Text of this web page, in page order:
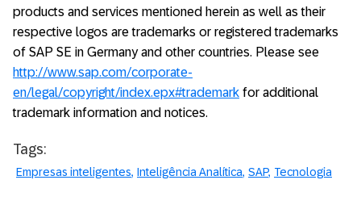
products and services mentioned herein as well as their
respective logos are trademarks or registered trademarks
of SAP SE in Germany and other countries. Please see
http://www.sap.com/corporate-
en/legal/copyright/index.epx#trademark for additional
trademark information and notices.
Tags:
Empresas inteligentes Inteligência Analítica SAP Tecnologia